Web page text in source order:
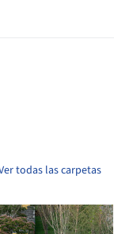
todas las carpetas